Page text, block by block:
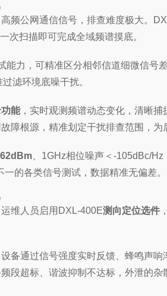
频公网通信信号，排查难度极大。
次扫描即可完成全域频谱摸底。
能力，可精准区分相邻信道细微信
滤环境底噪干扰。
能，实时观测频谱动态变化，清晰
障根源，精准划定干扰排查范围，为
、1GHz相位噪声＜-105dBc/
的各类信号测试，数据精准无偏差。
维人员启用DXL-400E测向定位选件
备通过信号强度实时反馈、蜂鸣声
超标、谐波抑制不达标，外泄的